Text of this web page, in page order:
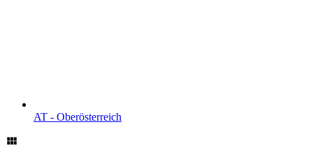
AT - Ober­österreich